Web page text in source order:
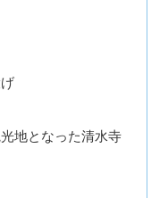
地となった清水寺